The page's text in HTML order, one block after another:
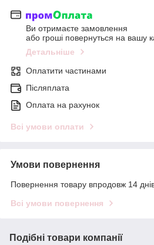
Ви отримаєте замовлення
або гроші повернуться на вашу
Детальніше
Оплатити частинами
Післяплата
Оплата на рахунок
Всі умови оплати
Умови повернення
Повернення товару впродовж 14
Всі умови повернення
Подібні товари компанії